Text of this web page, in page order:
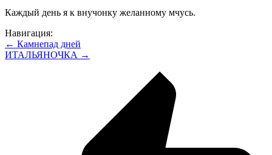
Каждый день я к внучонку желанному мчусь.
Навигация:
← Камнепад дней
ИТАЛЬЯНОЧКА →